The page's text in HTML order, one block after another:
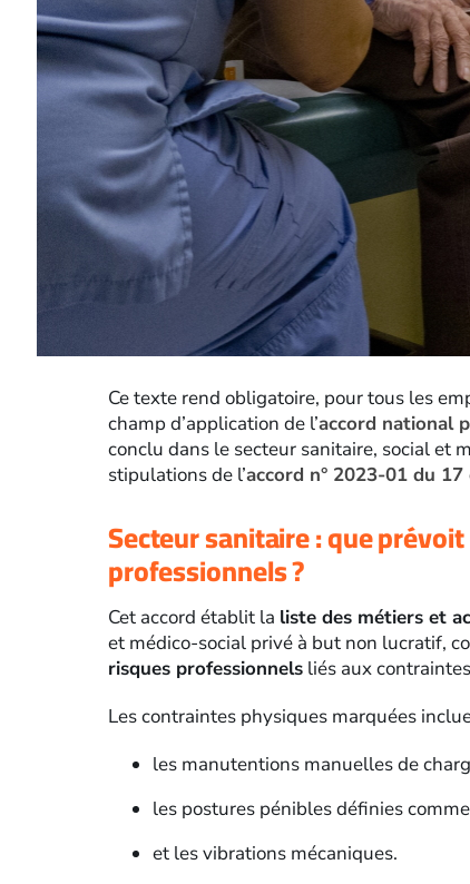
Ce texte rend obligatoire, pour tous les
champ d’application de l’accord national
conclu dans le secteur sanitaire, social et
stipulations de l’accord n° 2023-01 du
Secteur sanitaire : que
professionnels ?
Cet accord établit la liste des métiers et
et médico-social privé à but non lucratif,
risques professionnelsliés aux
Les contraintes physiques marquées
les manutentions manuelles de
les postures pénibles définies
et les vibrations mécaniques.